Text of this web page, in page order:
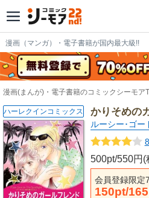
漫画（マンガ）・電子書籍が国内最大級!!
漫画(まんが)・電子書籍のコミックシーモア
かりそめの
ルーシー･ゴー
500pt/550円(
会員登録限定
150pt/
ハーレクインコミックス